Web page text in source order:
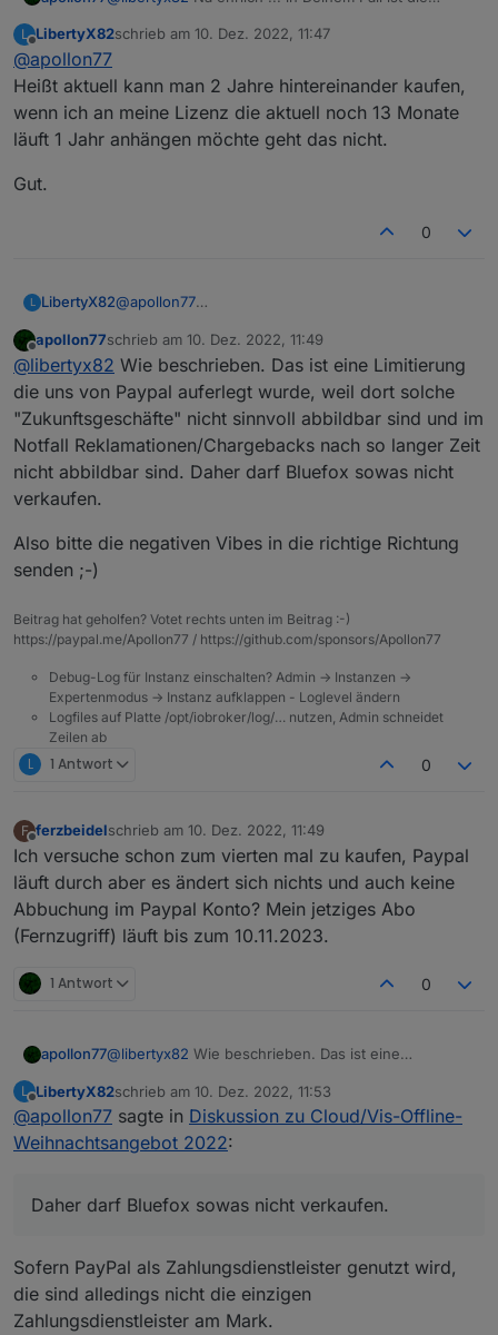
Weihnachtsaktion 2023 einfach wieder :-) Oder
schau ob am 7.1. vllt die Grenze unterschritten ist
L
Offline
LibertyX82schrieb am 10. Dez. 2022, 11:47
zuletzt editiert von
@apollon77
Heißt aktuell kann man 2 Jahre hintereinander kaufen,
wenn ich an meine Lizenz die aktuell noch 13 Monate
läuft 1 Jahr anhängen möchte geht das nicht.
Gut.
0
L LibertyX82@apollon77
kaufen, wenn ich an meine Lizenz die aktuell noch
13 Monate läuft 1 Jahr anhängen möchte geht das
nicht.
Gut.
Offline
apollon77schrieb am 10. Dez. 2022, 11:49
zuletzt editiert von
@libertyx82 Wie beschrieben. Das ist eine Limitierung
die uns von Paypal auferlegt wurde, weil dort solche
"Zukunftsgeschäfte" nicht sinnvoll abbildbar sind und im
Notfall Reklamationen/Chargebacks nach so langer Zeit
nicht abbildbar sind. Daher darf Bluefox sowas nicht
verkaufen.
Also bitte die negativen Vibes in die richtige Richtung
senden ;-)
Beitrag hat geholfen? Votet rechts unten im Beitrag :-)
https://paypal.me/Apollon77 / https://github.com/sponsors/Apollon77
Debug-Log für Instanz einschalten? Admin -> Instanzen ->
Expertenmodus -> Instanz aufklappen - Loglevel ändern
Logfiles auf Platte /opt/iobroker/log/… nutzen, Admin schneidet
Zeilen ab
L 1 Antwort 0
F ferzbeidelschrieb am 10. Dez. 2022, 11:49
zuletzt editiert von
Ich versuche schon zum vierten mal zu kaufen, Paypal
läuft durch aber es ändert sich nichts und auch keine
Abbuchung im Paypal Konto? Mein jetziges Abo
(Fernzugriff) läuft bis zum 10.11.2023.
1 Antwort 0
apollon77@libertyx82 Wie beschrieben. Das ist eine
dort solche "Zukunftsgeschäfte" nicht sinnvoll
abbildbar sind und im Notfall
Reklamationen/Chargebacks nach so langer Zeit
nicht abbildbar sind. Daher darf Bluefox sowas nicht
Also bitte die negativen Vibes in die richtige Richtung
senden ;-)
L
Offline
LibertyX82schrieb am 10. Dez. 2022, 11:53
zuletzt editiert von
@apollon77 sagte in Diskussion zu Cloud/Vis-Offline-
Weihnachtsangebot 2022:
Daher darf Bluefox sowas nicht verkaufen.
Sofern PayPal als Zahlungsdienstleister genutzt wird,
die sind alledings nicht die einzigen
Zahlungsdienstleister am Mark.